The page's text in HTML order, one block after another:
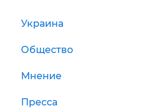
Украина
Общество
Мнение
Пресса